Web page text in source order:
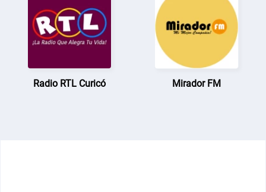
Radio RTL Curicó Mirador FM